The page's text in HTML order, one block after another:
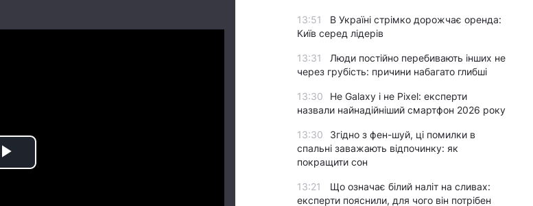
Play
13:51
В Україні стрімко дорожчає оренда:
Київ серед лідерів
13:31
Люди постійно перебивають інших не
через грубість: причини набагато глибші
13:30
Не Galaxy і не Pixel: експерти
назвали найнадійніший смартфон 2026 року
13:30
Згідно з фен-шуй, ці помилки в
спальні заважають відпочинку: як
покращити сон
13:21
Що означає білий наліт на сливах:
експерти пояснили, для чого він потрібен